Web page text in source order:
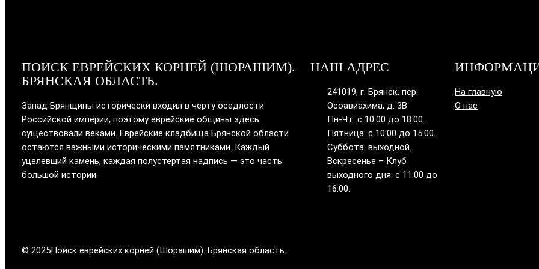
ПОИСК ЕВРЕЙСКИХ КОРНЕЙ (ШОРАШИМ).
БРЯНСКАЯ ОБЛАСТЬ.
Запад Брянщины исторически входил в черту оседлости
Российской империи, поэтому еврейские общины здесь
существовали веками. Еврейские кладбища Брянской области
остаются важными историческими памятниками. Каждый
уцелевший камень, каждая полустертая надпись — это часть
большой истории.
НАШ АДРЕС
241019, г. Брянск, пер.
Осоавиахима, д. 3В
Пн-Чт: с 10:00 до 18:00.
Пятница: с 10:00 до 15:00.
Суббота: выходной.
Вскресенье – Клуб
выходного дня: с 11:00 до
16:00.
На главную
О нас
© 2025Поиск еврейских корней (Шорашим). Брянская область.